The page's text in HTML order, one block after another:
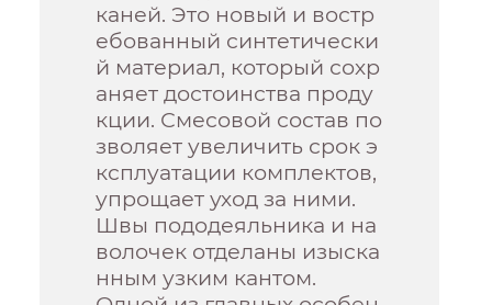
каней. Это новый и востр
ебованный синтетически
й материал, который сохр
аняет достоинства проду
кции. Смесовой состав по
зволяет увеличить срок э
ксплуатации комплектов,
упрощает уход за ними.
Швы пододеяльника и на
волочек отделаны изыска
нным узким кантом.